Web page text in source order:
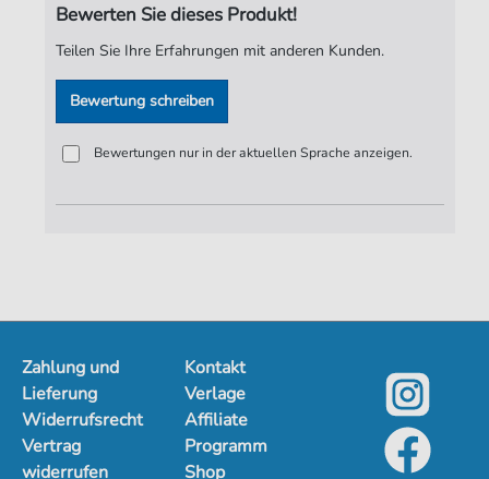
Verlag:
ND-Verlag
Bewerten Sie dieses Produkt!
Teilen Sie Ihre Erfahrungen mit anderen Kunden.
Bewertung schreiben
Bewertungen nur in der aktuellen Sprache anzeigen.
Zahlung und
Lieferung
Widerrufsrecht
Vertrag
widerrufen
Kontakt
Verlage
Affiliate
Programm
Shop